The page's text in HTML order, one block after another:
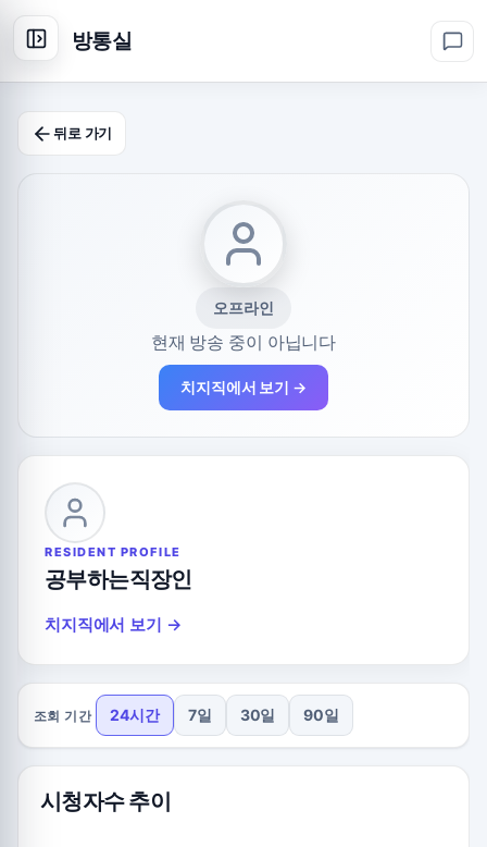
방통실
뒤로 가기
오프라인
현재 방송 중이 아닙니다
치지직에서 보기 →
RESIDENT PROFILE
공부하는직장인
치지직에서 보기 →
조회 기간 24시간 7일 30일 90일
시청자수 추이